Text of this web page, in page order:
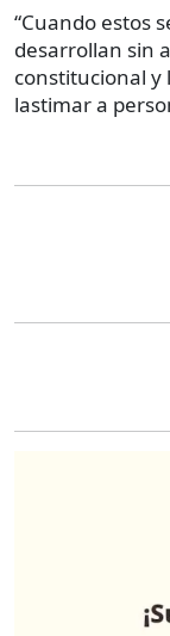
“Cuando estos
desarrollan sin
constitucional y
lastimar a